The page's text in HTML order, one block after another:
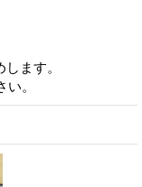
ます。
。